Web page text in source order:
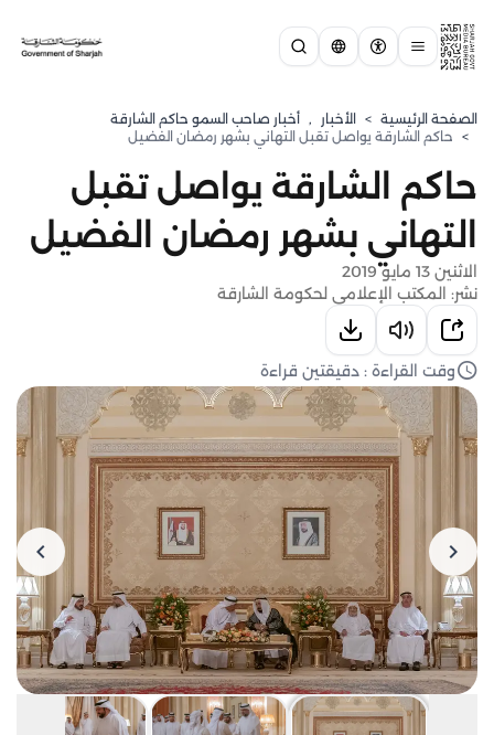
الصفحة الرئيسية > الأخبار , أخبار صاحب السمو حاكم الشارقة
> حاكم الشارقة يواصل تقبل التهاني بشهر رمضان الفضيل
حاكم الشارقة يواصل تقبل
التهاني بشهر رمضان الفضيل
الاثنين 13 مايو 2019
نشر: المكتب الإعلامي لحكومة الشارقة
وقت القراءة : دقيقتين قراءة